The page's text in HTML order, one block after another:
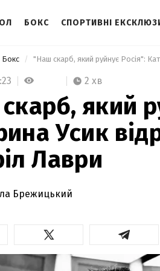
БОКС СПОРТИВНІ
Бокс
2 хв
який
Усик
Лаври
Брежицький